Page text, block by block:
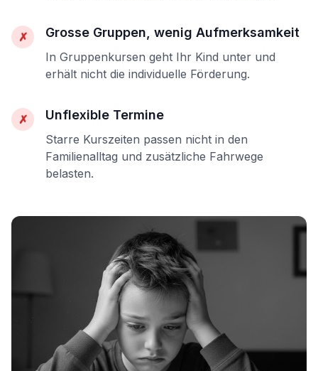
✗ Grosse Gruppen, wenig Aufmerksamkeit
In Gruppenkursen geht Ihr Kind unter und
erhält nicht die individuelle Förderung.
✗ Unflexible Termine
Starre Kurszeiten passen nicht in den
Familienalltag und zusätzliche Fahrwege
belasten.